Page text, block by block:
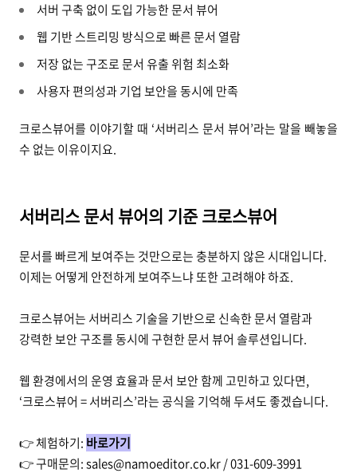
서버 구축 없이 도입 가능한 문서 뷰어
웹 기반 스트리밍 방식으로 빠른 문서 열람
저장 없는 구조로 문서 유출 위험 최소화
사용자 편의성과 기업 보안을 동시에 만족
크로스뷰어를 이야기할 때 ‘서버리스 문서 뷰어’라는 말을 빼놓을
수 없는 이유이지요.
서버리스 문서 뷰어의 기준 크로스뷰어
문서를 빠르게 보여주는 것만으로는 충분하지 않은 시대입니다.
이제는 어떻게 안전하게 보여주느냐 또한 고려해야 하죠.
크로스뷰어는 서버리스 기술을 기반으로 신속한 문서 열람과
강력한 보안 구조를 동시에 구현한 문서 뷰어 솔루션입니다.
웹 환경에서의 운영 효율과 문서 보안 함께 고민하고 있다면,
‘크로스뷰어 = 서버리스’라는 공식을 기억해 두셔도 좋겠습니다.
👉 체험하기: 바로가기
👉 구매문의: sales@namoeditor.co.kr / 031-609-3991